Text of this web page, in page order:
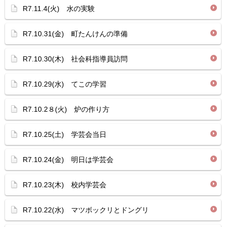
R7.11.4(火) 水の実験
R7.10.31(金) 町たんけんの準備
R7.10.30(木) 社会科指導員訪問
R7.10.29(水) てこの学習
R7.10.2８(火) 炉の作り方
R7.10.25(土) 学芸会当日
R7.10.24(金) 明日は学芸会
R7.10.23(木) 校内学芸会
R7.10.22(水) マツボックリとドングリ